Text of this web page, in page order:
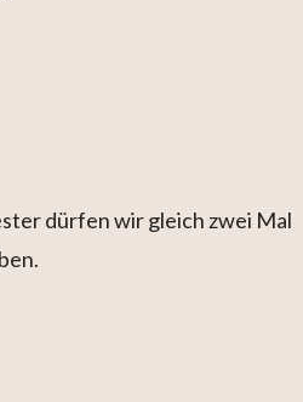
dürfen wir gleich zwei Mal